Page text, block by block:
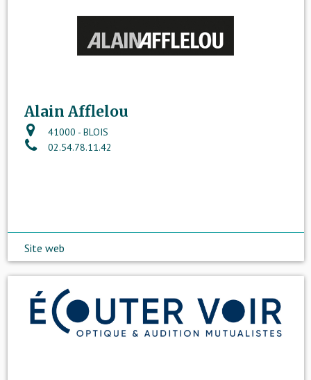
Alain Afflelou
41000 - BLOIS
02.54.78.11.42
Site web